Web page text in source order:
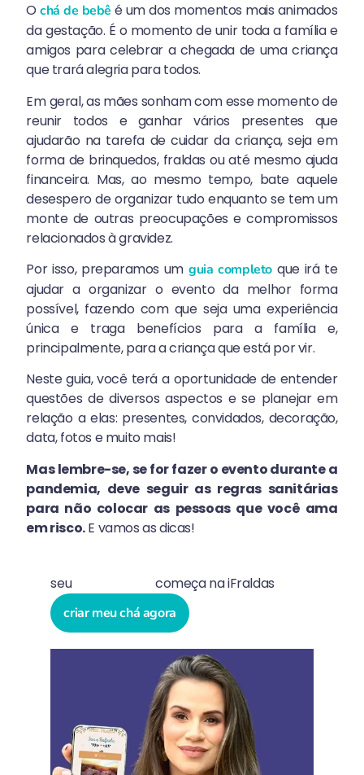
Ochá de bebê é um dos momentos mais animados
da gestação. É o momento de unir toda a família e
amigos para celebrar a chegada de uma criança
que trará alegria para todos.
Em geral, as mães sonham com esse momento de
reunir todos e ganhar vários presentes que
ajudarão na tarefa de cuidar da criança, seja em
forma de brinquedos, fraldas ou até mesmo ajuda
financeira. Mas, ao mesmo tempo, bate aquele
desespero de organizar tudo enquanto se tem um
monte de outras preocupações e compromissos
relacionados à gravidez.
Por isso, preparamos um guia completo que irá te
ajudar a organizar o evento da melhor forma
possível, fazendo com que seja uma experiência
única e traga benefícios para a família e,
principalmente, para a criança que está por vir.
Neste guia, você terá a oportunidade de entender
questões de diversos aspectos e se planejar em
relação a elas: presentes, convidados, decoração,
data, fotos e muito mais!
Mas lembre-se, se for fazer o evento durante a
pandemia, deve seguir as regras sanitárias
para não colocar as pessoas que você ama
em risco.E vamos as dicas!
seu começa na iFraldas
criar meu chá agora